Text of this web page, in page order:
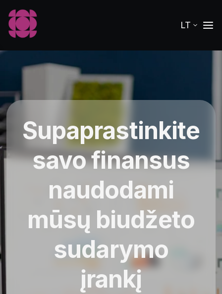
LT
Supaprastinkite
savo finansus
naudodami
mūsų biudžeto
sudarymo
įrankį